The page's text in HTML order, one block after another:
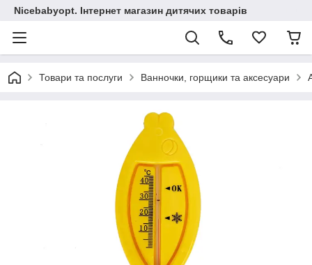
Nicebabyopt. Інтернет магазин дитячих товарів
Товари та послуги Ванночки, горщики та аксесуари